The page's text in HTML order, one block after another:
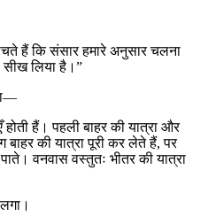
हैं कि संसार हमारे अनुसार चलना
सीख लिया है।”
होती हैं। पहली बाहर की यात्रा और
बाहर की यात्रा पूरी कर लेते हैं, पर
वनवास वस्तुतः भीतर की यात्रा